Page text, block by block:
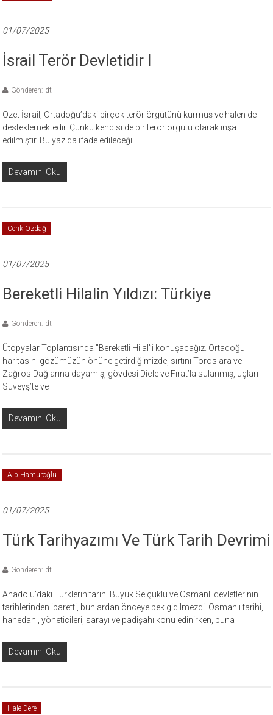
01/07/2025
İsrail Terör Devletidir I
Gönderen: dt
Özet İsrail, Ortadoğu’daki birçok terör örgütünü kurmuş ve halen de
desteklemektedir. Çünkü kendisi de bir terör örgütü olarak inşa
edilmiştir. Bu yazıda ifade edileceği
Devamını Oku
Cenk Özdağ
01/07/2025
Bereketli Hilalin Yıldızı: Türkiye
Gönderen: dt
Ütopyalar Toplantısında ”Bereketli Hilal”i konuşacağız. Ortadoğu
haritasını gözümüzün önüne getirdiğimizde, sırtını Toroslara ve
Zağros Dağlarına dayamış, gövdesi Dicle ve Fırat’la sulanmış, uçları
Süveyş’te ve
Devamını Oku
Alp Hamuroğlu
01/07/2025
Türk Tarihyazımı Ve Türk Tarih Devrimi
Gönderen: dt
Anadolu’daki Türklerin tarihi Büyük Selçuklu ve Osmanlı devletlerinin
tarihlerinden ibaretti, bunlardan önceye pek gidilmezdi. Osmanlı tarihi,
hanedanı, yöneticileri, sarayı ve padişahı konu edinirken, buna
Devamını Oku
Hale Dere